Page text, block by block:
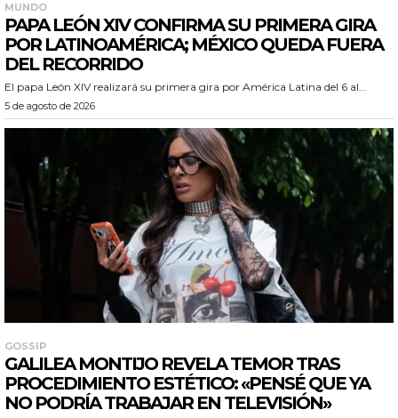
MUNDO
PAPA LEÓN XIV CONFIRMA SU PRIMERA GIRA
POR LATINOAMÉRICA; MÉXICO QUEDA FUERA
DEL RECORRIDO
El papa León XIV realizará su primera gira por América Latina del 6 al...
5 de agosto de 2026
GOSSIP
GALILEA MONTIJO REVELA TEMOR TRAS
PROCEDIMIENTO ESTÉTICO: «PENSÉ QUE YA
NO PODRÍA TRABAJAR EN TELEVISIÓN»